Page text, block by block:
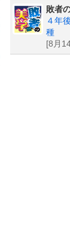
敗者
４年
種
[8月